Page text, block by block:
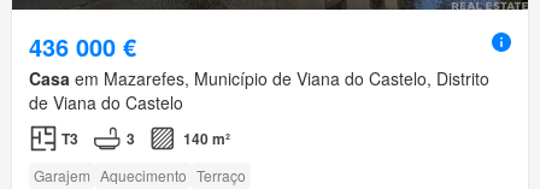
436 000 €
Casa em Mazarefes, Município de Viana do Castelo, Distrito
de Viana do Castelo
T3 3 140 m²
Garajem Aquecimento Terraço